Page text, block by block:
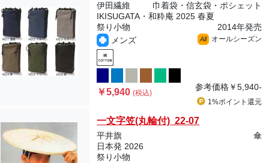
伊田繊維
巾着袋・信玄袋・ポシェット
IKISUGATA・和粋庵 2025 春夏
祭り小物
2014年発売
メンズ
All オールシーズン
￥5,940(税込)
参考価格￥5,940-
1%ポイント 還元
一文字笠(丸輪付) 22-07
平井旗
傘
日本発 2026
祭り小物